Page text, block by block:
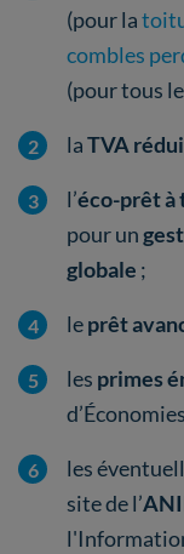
(pour la
combles
(pour tous
laTVA
l’éco-prêt à
pour un
globale ;
leprêt
les primes
les
site de l’